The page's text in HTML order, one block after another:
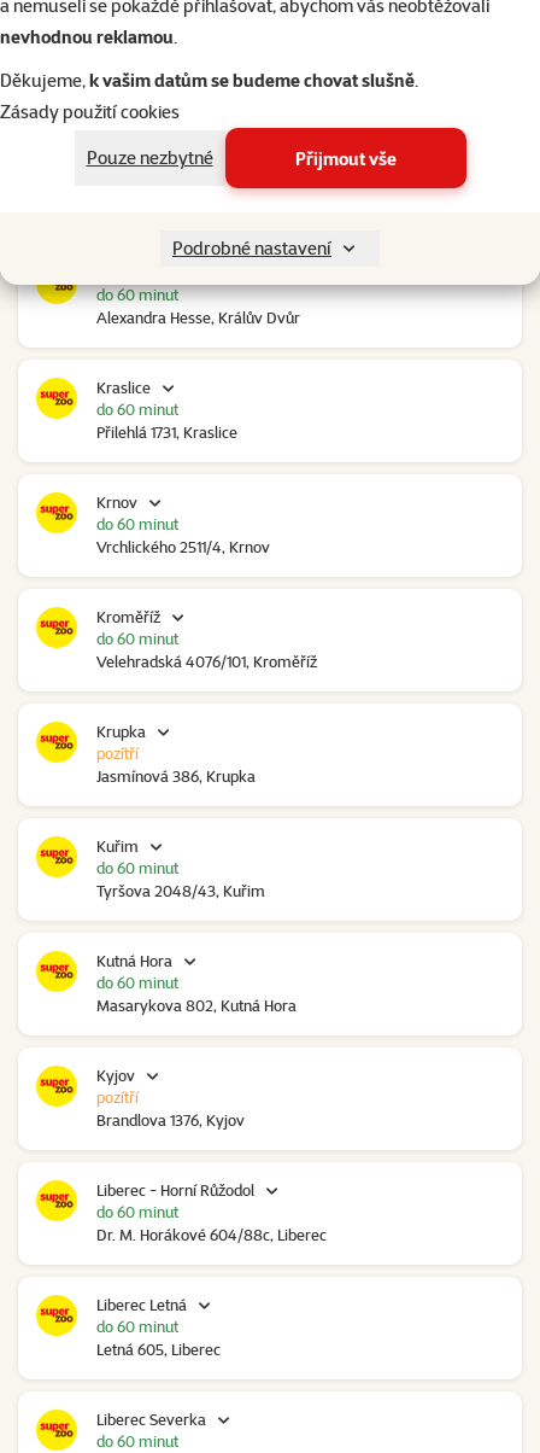
a nemuseli se pokaždé přihlašovat, abychom vás neobtěžovali
nevhodnou reklamou.
Děkujeme,k vašim datům se budeme chovat slušně.
Zásady použití cookies
Pouze nezbytné
Přijmout vše
Podrobné nastavení
Kolín Ovčáry
Ovčáry 304, Ovčáry
Kozomín
Alexandra Hesse, Králův Dvůr
do 60 minut
Kraslice
Přilehlá 1731, Kraslice
do 60 minut
Krnov
Vrchlického 2511/4, Krnov
do 60 minut
Kroměříž
Velehradská 4076/101, Kroměříž
do 60 minut
Krupka
Jasmínová 386, Krupka
pozítří
Kuřim
Tyršova 2048/43, Kuřim
do 60 minut
Kutná Hora
Masarykova 802, Kutná Hora
do 60 minut
Kyjov
Brandlova 1376, Kyjov
pozítří
Liberec - Horní Růžodol
Dr. M. Horákové 604/88c, Liberec
do 60 minut
Liberec Letná
Letná 605, Liberec
do 60 minut
Liberec Severka
do 60 minut